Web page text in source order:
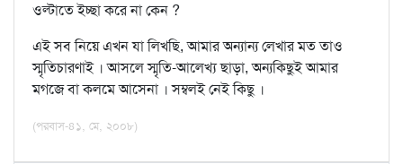
ওল্টাতে ইচ্ছা করে না কেন ?
এই সব নিয়ে এখন যা লিখছি, আমার অন্যান্য লেখার মত তাও
স্মৃতিচারণাই । আসলে স্মৃতি-আলেখ্য ছাড়া, অন্যকিছুই আমার
মগজে বা কলমে আসেনা । সম্বলই নেই কিছু ।
(পরবাস-৪১, মে, ২০০৮)